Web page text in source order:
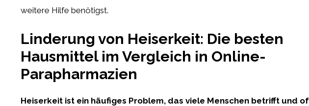
weitere Hilfe benötigst.
Linderung von Heiserkeit: Die besten
Hausmittel im Vergleich in Online-
Parapharmazien
Heiserkeit ist ein häufiges Problem, das viele Menschen betrifft und